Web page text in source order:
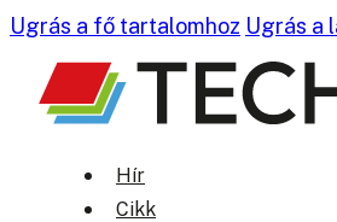
Ugrás a fő tartalomhoz Ugrás a
Hír
Cikk